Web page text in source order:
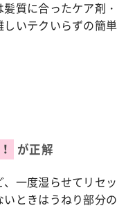
質に合ったケア剤・
いテクいらずの簡単
が正解
一度湿らせてリセッ
いときはうねり部分の